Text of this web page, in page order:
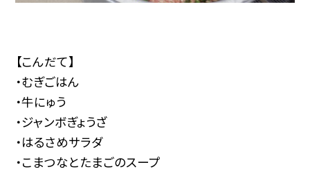
【こんだて】
・むぎごはん
・牛にゅう
・ジャンボぎょうざ
・はるさめサラダ
・こまつなとたまごのスープ